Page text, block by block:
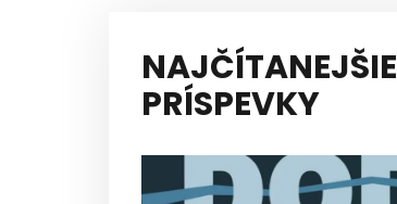
NAJČÍTANEJŠIE
PRÍSPEVKY